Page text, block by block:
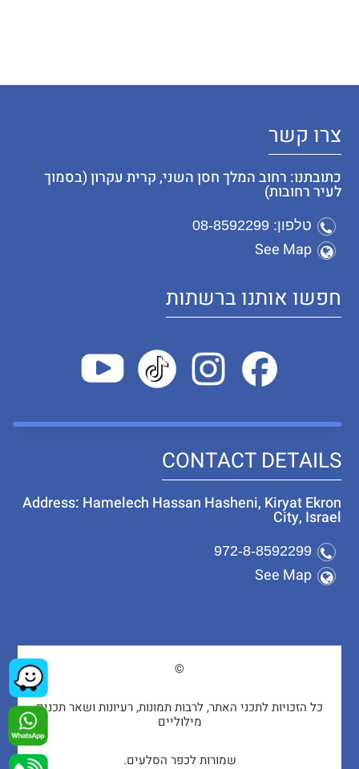
צרו קשר
כתובתנו: רחוב המלך חסן השני, קרית עקרון (בסמוך
לעיר רחובות)
טלפון: 08-8592299
See Map
חפשו אותנו ברשתות
CONTACT DETAILS
Address: Hamelech Hassan Hasheni, Kiryat Ekron
City, Israel
972-8-8592299
See Map
©
כל הזכויות לתכני האתר, לרבות תמונות, רעיונות ושאר תכנים
מילוליים
שמורות לכפר הסלעים.